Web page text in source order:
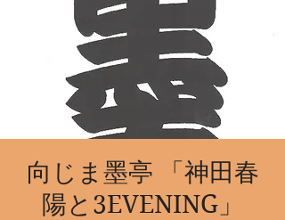
向じま墨亭 「神田春
陽と3EVENING」